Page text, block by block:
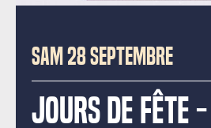
SAM 28 SEPTEMBRE
Jours de Fête